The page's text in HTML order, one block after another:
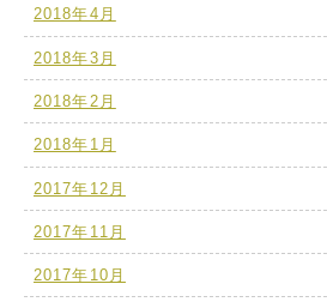
2018年4月
2018年3月
2018年2月
2018年1月
2017年12月
2017年11月
2017年10月